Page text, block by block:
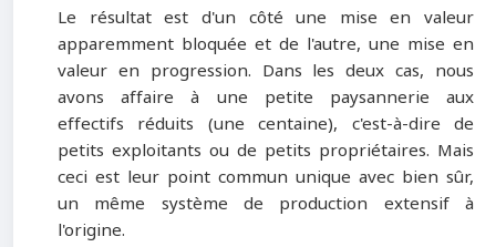
Le résultat est d'un côté une mise en valeur
apparemment bloquée et de l'autre, une mise en
valeur en progression. Dans les deux cas, nous
avons affaire à une petite paysannerie aux
effectifs réduits (une centaine), c'est-à-dire de
petits exploitants ou de petits propriétaires. Mais
ceci est leur point commun unique avec bien sûr,
un même système de production extensif à
l'origine.